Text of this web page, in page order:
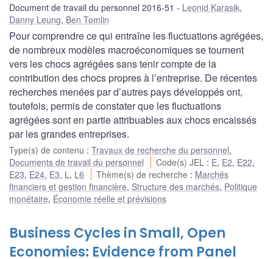
Document de travail du personnel 2016-51 Leonid Karasik,
Danny Leung, Ben Tomlin
Pour comprendre ce qui entraîne les fluctuations agrégées,
de nombreux modèles macroéconomiques se tournent
vers les chocs agrégées sans tenir compte de la
contribution des chocs propres à l’entreprise. De récentes
recherches menées par d’autres pays développés ont,
toutefois, permis de constater que les fluctuations
agrégées sont en partie attribuables aux chocs encaissés
par les grandes entreprises.
Type(s) de contenu : Travaux de recherche du personnel,
Documents de travail du personnel
Code(s) JEL : E, E2, E22,
E23, E24, E3, L , L6 Thème(s) de recherche : Marchés
financiers et gestion financière, Structure des marchés, Politique
monétaire, Économie réelle et prévisions
Business Cycles in Small, Open
Economies: Evidence from Panel